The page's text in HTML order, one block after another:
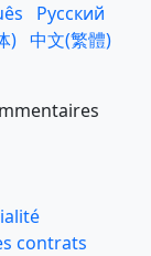
Русский
) 中文(繁體)
contrats